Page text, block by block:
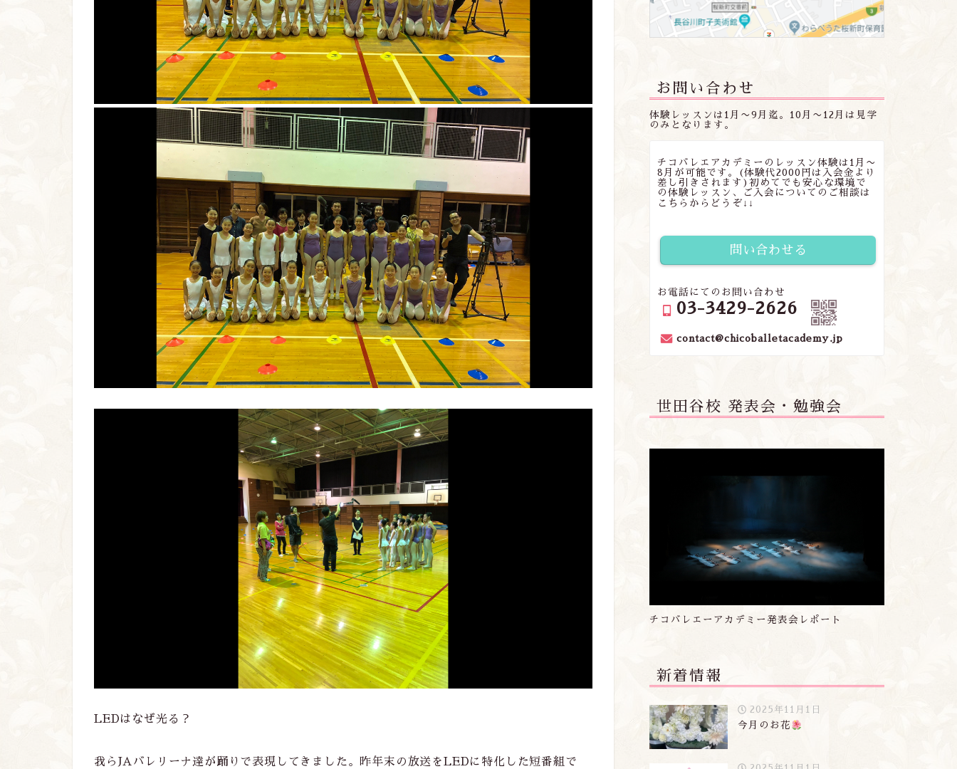
LEDはなぜ光る？
我らJAバレリーナ達が踊りで表現してきました。昨年末の放送をLEDに特化した短番組で
お問い合わせ
体験レッスンは1月〜9月迄。10月〜12月は見学
のみとなります。
チコバレエアカデミーのレッスン体験は1月〜
8月が可能です。(体験代2000円は入会金より
差し引きされます)初めてでも安心な環境で
の体験レッスン、ご入会についてのご相談は
こちらからどうぞ↓↓
問い合わせる
お電話にてのお問い合わせ
03-3429-2626
contact@chicoballetacademy.jp
世田谷校 発表会・勉強会
チコバレエーアカデミー発表会レポート
新着情報
2025年11月1日
今月のお花